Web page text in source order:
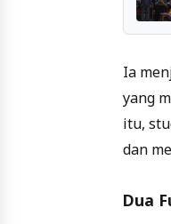
Ia
yang
itu,
dan
Dua